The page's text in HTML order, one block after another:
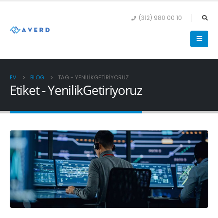
(312) 980 00 10
EV BLOG TAG - YENILIKGETIRIYORUZ
Etiket - YenilikGetiriyoruz